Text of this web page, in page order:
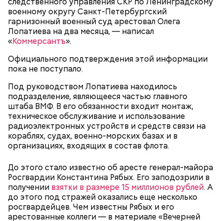
военному округу Санкт-Петербургский
гарнизонный военный суд арестовал Олега
Лопатиева на два месяца, — написал
«Коммерсантъ».
Официального подтверждения этой информации
пока не поступало.
Под руководством Лопатиева находилось
подразделение, являющееся частью главного
штаба ВМФ. В его обязанности входит монтаж,
техническое обслуживание и использование
радиоэлектронных устройств и средств связи на
кораблях, судах, военно-морских базах и в
организациях, входящих в состав флота.
До этого стало известно об аресте генерал-майора
Росгвардии Константина Рябых. Его заподозрили в
получении взятки в размере 15 миллионов рублей. А
до этого под стражей оказались еще несколько
росгвардейцев. Чем известны Рябых и его
арестованные коллеги — в материале «Вечерней
Кто еще был жертвой Миссюры
Как идет расследование